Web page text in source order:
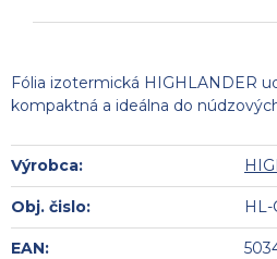
Fólia izotermická HIGHLANDER
kompaktná a ideálna do
Výrobca:
Obj. čislo: HL-
EAN: